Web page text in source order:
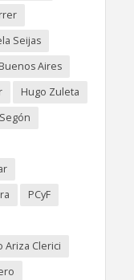
Seijas
Aires
Hugo Zuleta
PCyF
Ariza Clerici